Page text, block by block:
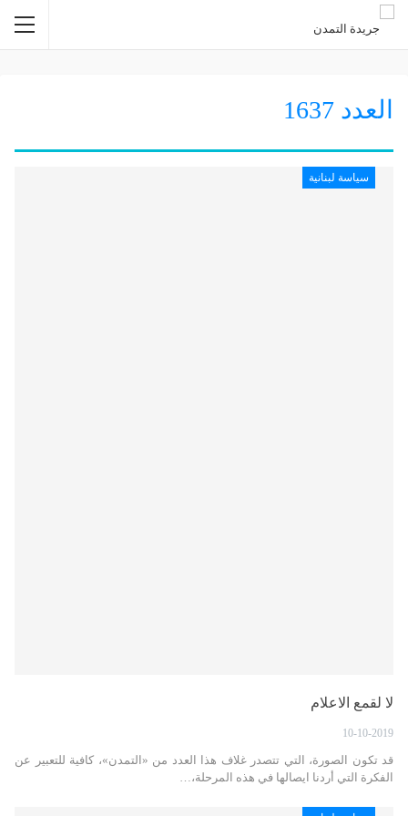
1637
سياسة لبنانية
لا لقمع الاعلام
10-10-2019
قد تكون الصورة، التي تتصدر غلاف هذا العدد من «التمدن»، كافية للتعبير عن
الفكرة التي أردنا ايصالها في هذه المرحلة،…